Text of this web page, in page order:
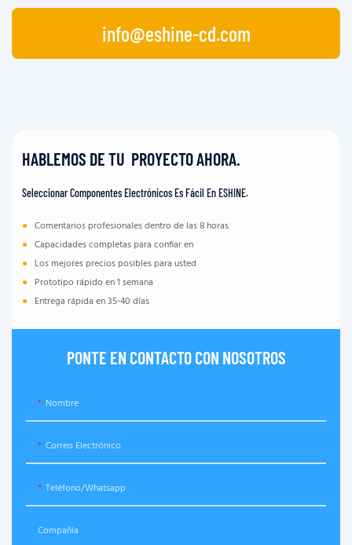
info@eshine-cd.com
HABLEMOS DE TU PROYECTO AHORA.
Seleccionar Componentes Electrónicos Es Fácil En ESHINE.
● Comentarios profesionales dentro de las 8 horas
● Capacidades completas para confiar en
● Los mejores precios posibles para usted
● Prototipo rápido en 1 semana
● Entrega rápida en 35-40 días
PONTE EN CONTACTO CON NOSOTROS
Nombre
Correo Electrónico
Teléfono/whatsapp
Compañía